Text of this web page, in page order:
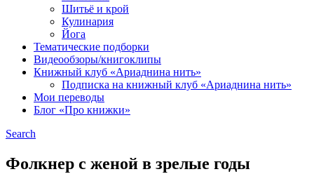
Шитьё и крой
Кулинария
Йога
Тематические подборки
Видеообзоры/книгоклипы
Книжный клуб «Ариаднина нить»
Подписка на книжный клуб «Ариаднина нить»
Мои переводы
Блог «Про книжки»
Search
Фолкнер с женой в зрелые годы